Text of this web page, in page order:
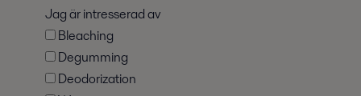
Jag är intresserad av
Bleaching
Degumming
Deodorization